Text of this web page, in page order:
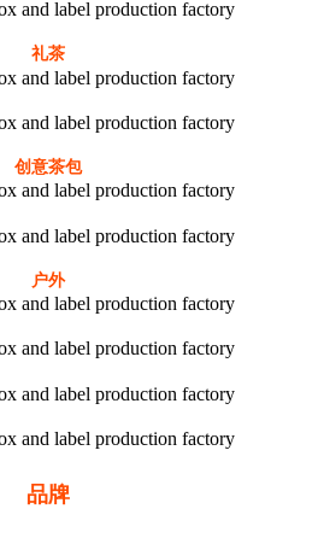
礼茶
创意茶包
户外
品牌